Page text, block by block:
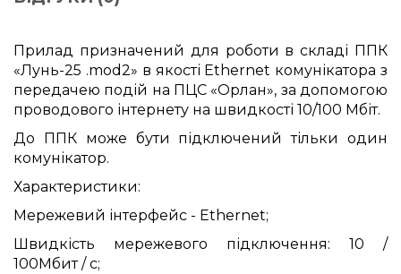
Прилад призначений для роботи в складі ППК
«Лунь-25 .mod2» в якості Ethernet комунікатора з
передачею подій на ПЦС «Орлан», за допомогою
проводового інтернету на швидкості 10/100 Мбіт.
До ППК може бути підключений тільки один
комунікатор.
Характеристики:
Мережевий інтерфейс - Ethernet;
Швидкість мережевого підключення: 10 /
100Мбит / с;